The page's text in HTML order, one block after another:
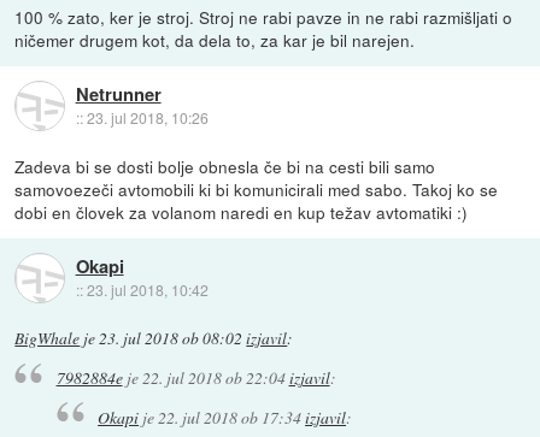
100 % zato, ker je stroj. Stroj ne rabi pavze in ne rabi razmišljati o
ničemer drugem kot, da dela to, za kar je bil narejen.
Netrunner
::23. jul 2018, 10:26
Zadeva bi se dosti bolje obnesla če bi na cesti bili samo
samovoezeči avtomobili ki bi komunicirali med sabo. Takoj ko se
dobi en človek za volanom naredi en kup težav avtomatiki :)
Okapi
::23. jul 2018, 10:42
BigWhale je23. jul 2018 ob 08:02 izjavil:
7982884eje22. jul 2018 ob 22:04izjavil:
Okapi je22. jul 2018 ob 17:34izjavil: